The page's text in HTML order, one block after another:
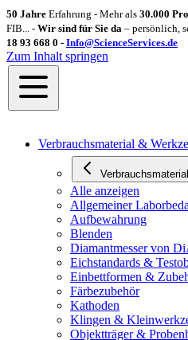
50 Jahre Erfahrung - Mehr als 30.000
FIB... - Wir sind für Sie da – persönlich,
18 93 668 0 - Info@ScienceServices.de
Zum Inhalt springen
Verbrauchsmaterial &
Alle anzeigen
Allgemeiner
Aufbewahrung
Blenden
Diamantmesser von
Eichstandards &
Einbettformen &
Färbezubehör
Kathoden
Klingen &
Objektträger &